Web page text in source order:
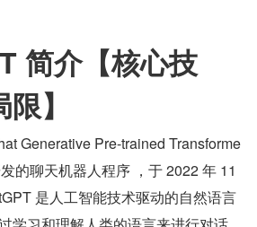
简介【核心技
】
Generative Pre-trained Transforme
的聊天机器人程序 ，于 2022 年 11
是人工智能技术驱动的自然语言